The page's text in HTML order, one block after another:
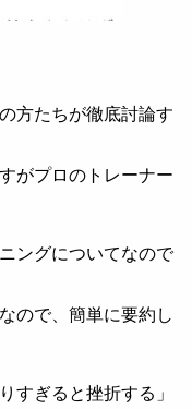
方たちが徹底討論す
がプロのトレーナー
ングについてなので
ので、簡単に要約し
すぎると挫折する」